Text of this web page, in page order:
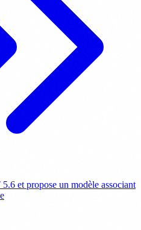
et propose un modèle associant